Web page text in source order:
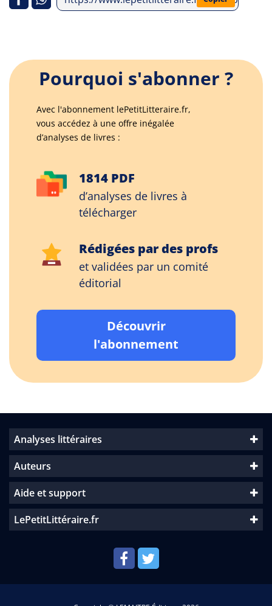
Pourquoi s'abonner ?
Avec l'abonnement lePetitLitteraire.fr,
vous accédez à une offre inégalée
d’analyses de livres :
1814 PDF
d’analyses de livres à
télécharger
Rédigées par des profs
et validées par un comité
éditorial
Découvrir
l'abonnement
Analyses littéraires
Auteurs
Aide et support
LePetitLittéraire.fr